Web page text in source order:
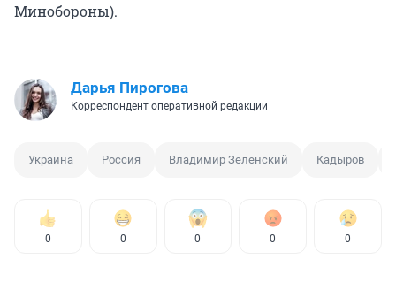
Минобороны).
Дарья Пирогова
Корреспондент оперативной редакции
Украина Россия Владимир Зеленский Кадыров
0 0 0 0 0